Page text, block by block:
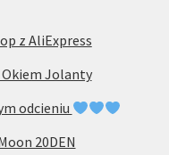
z AliExpress
Okiem Jolanty
odcieniu
20DEN